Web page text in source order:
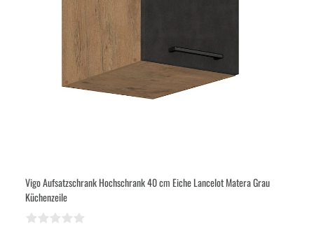
Vigo Aufsatzschrank Hochschrank 40 cm Eiche Lancelot Matera Grau
Küchenzeile